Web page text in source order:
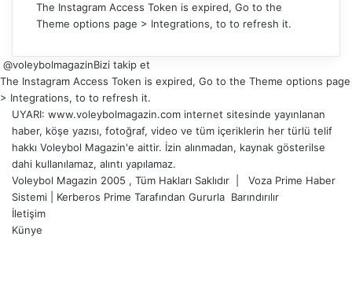
The Instagram Access Token is expired, Go to the
Theme options page > Integrations, to to refresh it.
@voleybolmagazinBizi takip et
The Instagram Access Token is expired, Go to the Theme options page
> Integrations, to to refresh it.
UYARI: www.voleybolmagazin.com internet sitesinde yayınlanan
haber, köşe yazısı, fotoğraf, video ve tüm içeriklerin her türlü telif
hakkı Voleybol Magazin'e aittir. İzin alınmadan, kaynak gösterilse
dahi kullanılamaz, alıntı yapılamaz.
Voleybol Magazin 2005 , Tüm Hakları Saklıdır | Voza Prime Haber
Sistemi
Kerberos Prime Tarafından Gururla Barındırılır
İletişim
Künye